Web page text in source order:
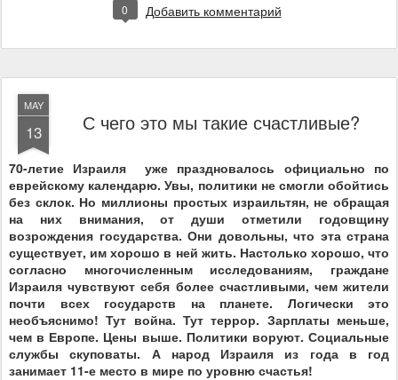
0 Добавить комментарий
MAY
13 С чего это мы такие счастливые?
70-летие Израиля уже праздновалось официально по
еврейскому календарю. Увы, политики не смогли обойтись
без склок. Но миллионы простых израильтян, не обращая
на них внимания, от души отметили годовщину
возрождения государства. Они довольны, что эта страна
существует, им хорошо в ней жить. Настолько хорошо, что
согласно многочисленным исследованиям, граждане
Израиля чувствуют себя более счастливыми, чем жители
почти всех государств на планете. Логически это
необъяснимо! Тут война. Тут террор. Зарплаты меньше,
чем в Европе. Цены выше. Политики воруют. Социальные
службы скуповаты. А народ Израиля из года в год
занимает 11-е место в мире по уровню счастья!